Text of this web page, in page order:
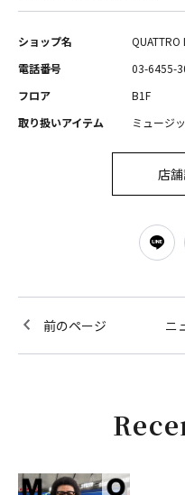
ショップ名
QUATTRO
電話番号
03-6455-
フロア
B1F
取り扱いアイテム
ミュージ
店
前のページ ニ